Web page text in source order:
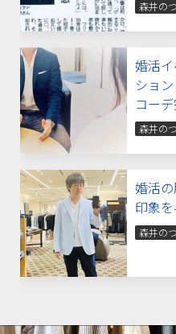
森井の
婚活
ショ
コー
森井の
婚活
印象
森井の